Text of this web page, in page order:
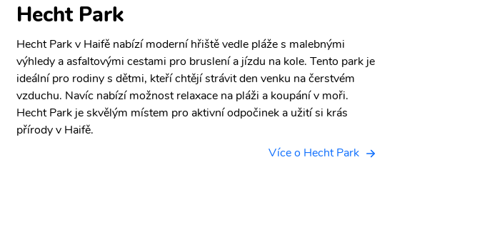
Hecht Park
Hecht Park v Haifě nabízí moderní hřiště vedle pláže s malebnými
výhledy a asfaltovými cestami pro bruslení a jízdu na kole. Tento park je
ideální pro rodiny s dětmi, kteří chtějí strávit den venku na čerstvém
vzduchu. Navíc nabízí možnost relaxace na pláži a koupání v moři.
Hecht Park je skvělým místem pro aktivní odpočinek a užití si krás
přírody v Haifě.
Více o Hecht Park